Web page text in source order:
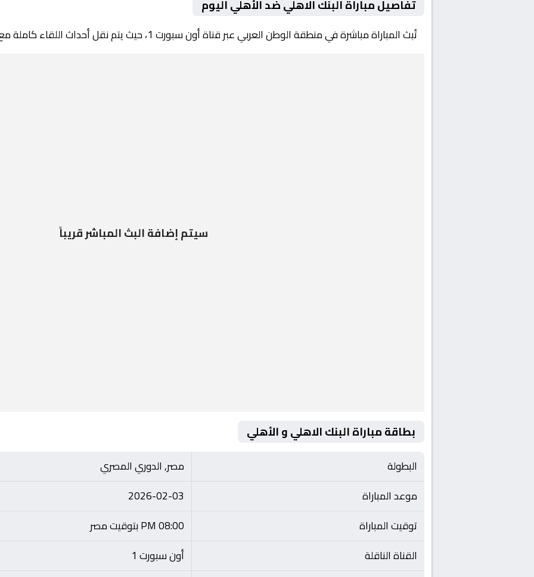
تفاصيل مباراة البنك الاهلي ضد الأهلي اليوم
تُبث المباراة مباشرة في منطقة الوطن العربي عبر قناة أون سبورت 1، حيث يتم نقل أحداث اللقاء كاملة مع تعليق صوتي مميز.
سيتم إضافة البث المباشر قريباً
بطاقة مباراة البنك الاهلي و الأهلي
البطولة
مصر, الدوري المصري
موعد المباراة
2026-02-03
توقيت المباراة
08:00 PM بتوقيت مصر
القناة الناقلة
أون سبورت 1